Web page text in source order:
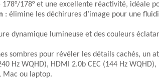
178° et une excellente réactivité, idéale
: élimine les déchirures d’image pour une
dynamique lumineuse et des couleurs
sombres pour révéler les détails cachés, un
Hz WQHD), HDMI 2.0b CEC (144 Hz
Mac ou laptop.